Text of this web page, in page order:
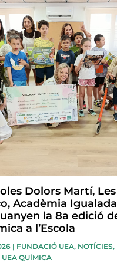
Dolors Martí,
Acadèmia
la 8a edició
a l’Escola
| FUNDACIÓ UEA, NOTÍCIES,
UEA QUÍMICA